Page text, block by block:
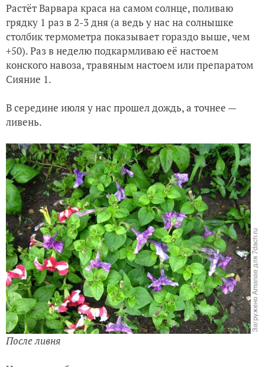
Растёт Варвара краса на самом солнце, поливаю
грядку 1 раз в 2-3 дня (а ведь у нас на солнышке
столбик термометра показывает гораздо выше, чем
+50). Раз в неделю подкармливаю её настоем
конского навоза, травяным настоем или препаратом
Сияние 1.
В середине июля у нас прошел дождь, а точнее —
ливень.
После ливня